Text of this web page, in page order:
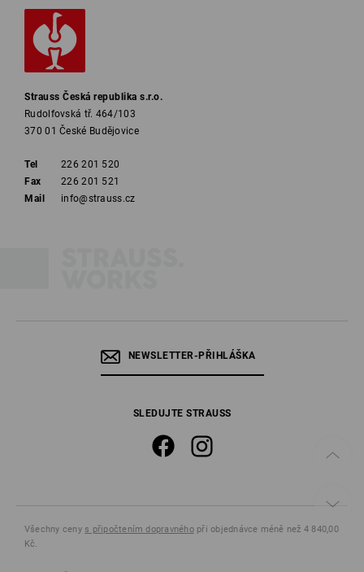
Strauss Česká republika s.r.o.
Rudolfovská tř. 464/103
370 01 České Budějovice
Tel
226 201 520
Fax
226 201 521
Mail
info@strauss.cz
NEWSLETTER-PŘIHLÁŠKA
SLEDUJTE STRAUSS
Všechny ceny s připočtením dopravnéhopři objednávce méně než 4 840,00
Kč.